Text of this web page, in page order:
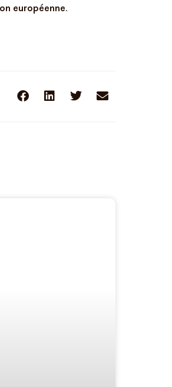
européenne.